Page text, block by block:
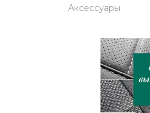
Аксессуары